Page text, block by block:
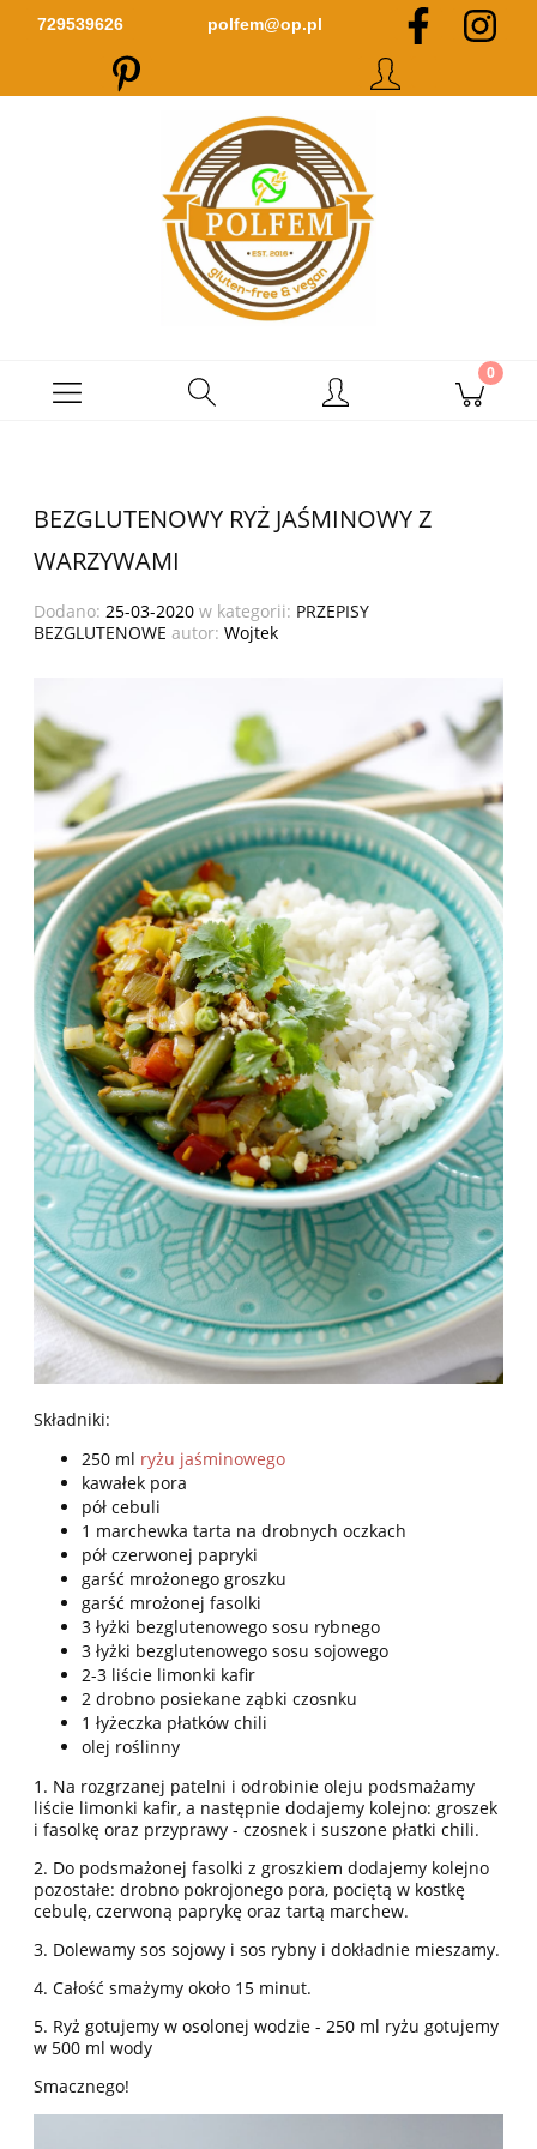
Zarejestruj się Zaloguj się
729539626 polfem@op.pl
BEZGLUTENOWY RYŻ JAŚMINOWY Z
WARZYWAMI
Dodano: 25-03-2020 w kategorii: PRZEPISY
BEZGLUTENOWE autor: Wojtek
Składniki:
250 ml ryżu jaśminowego
kawałek pora
pół cebuli
1 marchewka tarta na drobnych oczkach
pół czerwonej papryki
garść mrożonego groszku
garść mrożonej fasolki
3 łyżki bezglutenowego sosu rybnego
3 łyżki bezglutenowego sosu sojowego
2-3 liście limonki kafir
2 drobno posiekane ząbki czosnku
1 łyżeczka płatków chili
olej roślinny
1. Na rozgrzanej patelni i odrobinie oleju podsmażamy
liście limonki kafir, a następnie dodajemy kolejno: groszek
i fasolkę oraz przyprawy - czosnek i suszone płatki chili.
2. Do podsmażonej fasolki z groszkiem dodajemy kolejno
pozostałe: drobno pokrojonego pora, pociętą w kostkę
cebulę, czerwoną paprykę oraz tartą marchew.
3. Dolewamy sos sojowy i sos rybny i dokładnie mieszamy.
4. Całość smażymy około 15 minut.
5. Ryż gotujemy w osolonej wodzie - 250 ml ryżu gotujemy
w 500 ml wody
Smacznego!